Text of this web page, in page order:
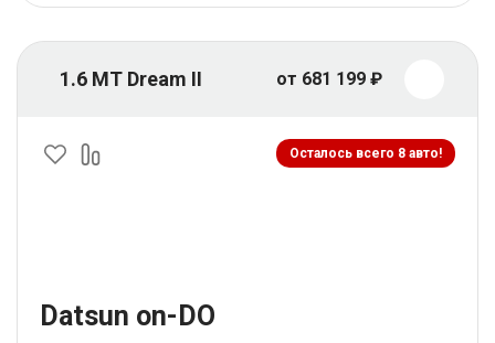
1.6 MT Dream II от 681 199 ₽
Осталось всего 8 авто!
Datsun on-DO